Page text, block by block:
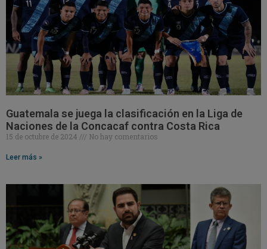
Guatemala se juega la clasificación en la Liga de
Naciones de la Concacaf contra Costa Rica
15 de octubre de 2024 No hay comentarios
Leer más »